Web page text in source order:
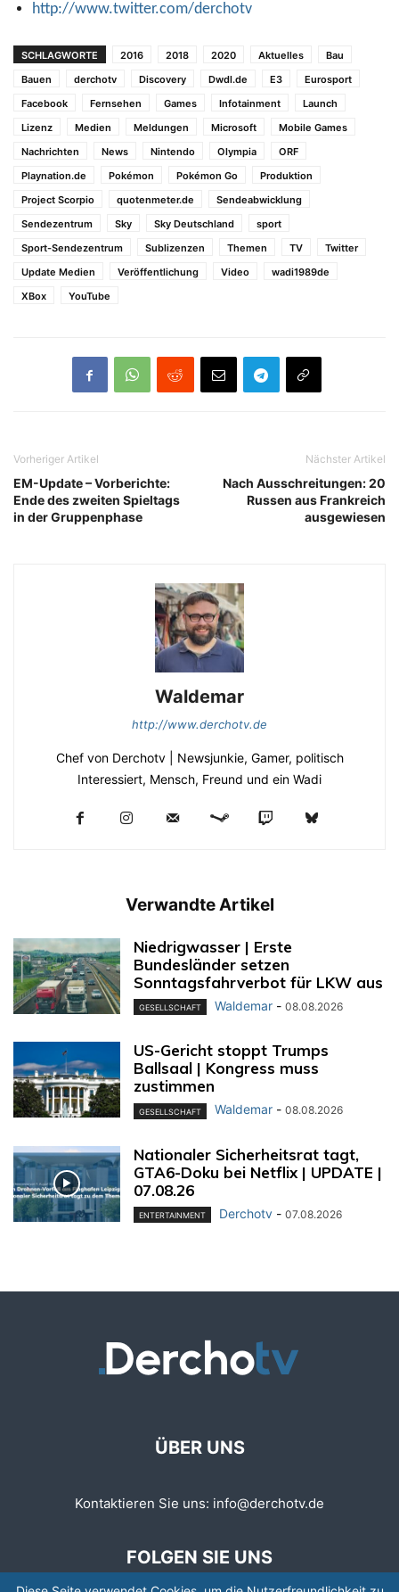
http://www.twitter.com/derchotv
SCHLAGWORTE 2016 2018 2020 Aktuelles
Bau
Bauen
derchotv Discovery Dwdl.de E3
Eurosport
Facebook
Fernsehen Games Infotainment
Launch
Lizenz
Medien Meldungen Microsoft
Mobile Games
Nachrichten
News Nintendo Olympia
ORF
Playnation.de
Pokémon Pokémon Go
Produktion
Project Scorpio
quotenmeter.de
Sendeabwicklung
Sendezentrum
Sky Sky Deutschland
sport
Sport-Sendezentrum
Sublizenzen Themen TV
Twitter
Update Medien
Veröffentlichung Video
wadi1989de
XBox
YouTube
Vorheriger Artikel
EM-Update – Vorberichte:
Ende des zweiten Spieltags
in der Gruppenphase
Nächster Artikel
Nach Ausschreitungen: 20
Russen aus Frankreich
ausgewiesen
Waldemar
http://www.derchotv.de
Chef von Derchotv | Newsjunkie, Gamer, politisch
Interessiert, Mensch, Freund und ein Wadi
Verwandte Artikel
Niedrigwasser | Erste
Bundesländer setzen
Sonntagsfahrverbot für LKW aus
GESELLSCHAFT Waldemar - 08.08.2026
US-Gericht stoppt Trumps
Ballsaal | Kongress muss
zustimmen
GESELLSCHAFT Waldemar - 08.08.2026
Nationaler Sicherheitsrat tagt,
GTA6-Doku bei Netflix | UPDATE |
07.08.26
ENTERTAINMENT Derchotv - 07.08.2026
ÜBER UNS
Kontaktieren Sie uns: info@derchotv.de
FOLGEN SIE UNS